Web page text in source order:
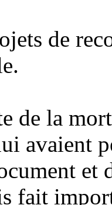
de
de la
avaient
et
fait